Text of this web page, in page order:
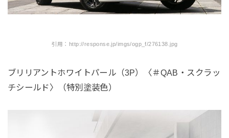
引用：http://response.jp/imgs/ogp_f/276138.jpg
ブリリアントホワイトパール（3P）〈＃QAB・スクラッ
チシールド〉（特別塗装色）